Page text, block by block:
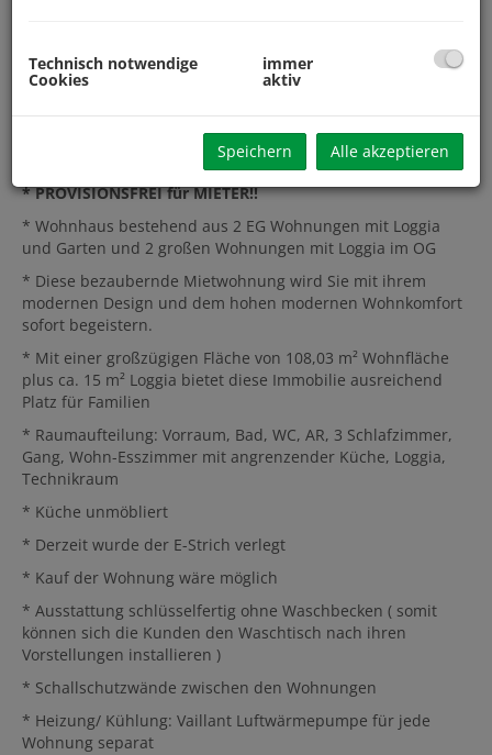
Beschreibung
* Schlüsselfertig inklusive 2 KFZ Stellplätze zu mieten
* PROVISIONSFREI für MIETER!!
* Wohnhaus bestehend aus 2 EG Wohnungen mit Loggia
und Garten und 2 großen Wohnungen mit Loggia im OG
* Diese bezaubernde Mietwohnung wird Sie mit ihrem
modernen Design und dem hohen modernen Wohnkomfort
sofort begeistern.
* Mit einer großzügigen Fläche von 108,03 m² Wohnfläche
plus ca. 15 m² Loggia bietet diese Immobilie ausreichend
Platz für Familien
* Raumaufteilung: Vorraum, Bad, WC, AR, 3 Schlafzimmer,
Gang, Wohn-Esszimmer mit angrenzender Küche, Loggia,
Technikraum
* Küche unmöbliert
* Derzeit wurde der E-Strich verlegt
* Kauf der Wohnung wäre möglich
* Ausstattung schlüsselfertig ohne Waschbecken ( somit
können sich die Kunden den Waschtisch nach ihren
Vorstellungen installieren )
* Schallschutzwände zwischen den Wohnungen
* Heizung/ Kühlung: Vaillant Luftwärmepumpe für jede
Wohnung separat
Technisch notwendige
Cookies
immer
aktiv
Speichern Alle akzeptieren